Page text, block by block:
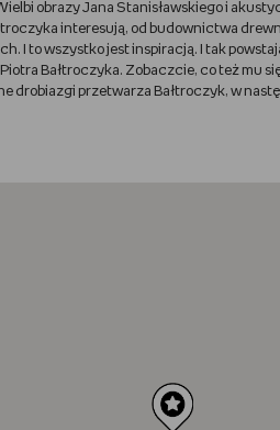
obrazy Jana Stanisławskiego i
interesują, od budownictwa
I to wszystko jest inspiracją. I tak
Bałtroczyka. Zobaczcie, co też mu
drobiazgi przetwarza Bałtroczyk, w